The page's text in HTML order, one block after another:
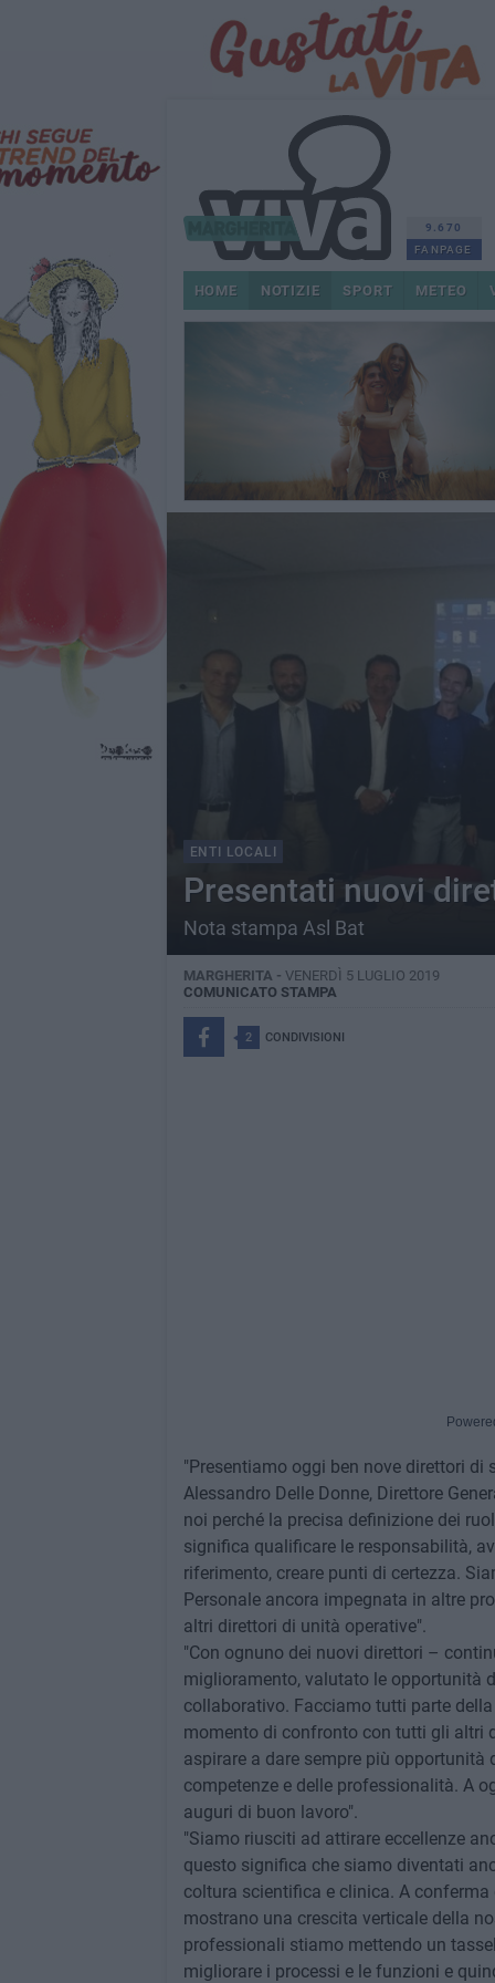
9.670
FANPAGE
HOME NOTIZIE SPORT METEO
ENTI LOCALI
Presentati nuovi
Nota stampa Asl Bat
MARGHERITA - VENERDÌ 5 LUGLIO 2019
COMUNICATO STAMPA
2 CONDIVISIONI
"Presentiamo oggi ben nove direttori
Alessandro Delle Donne, Direttore
noi perché la precisa definizione dei
significa qualificare le responsabilità,
riferimento, creare punti di certezza.
Personale ancora impegnata in altre
altri direttori di unità operative".
"Con ognuno dei nuovi direttori –
miglioramento, valutato le opportunità
collaborativo. Facciamo tutti parte
momento di confronto con tutti gli altri
aspirare a dare sempre più
competenze e delle professionalità. A
auguri di buon lavoro".
"Siamo riusciti ad attirare eccellenze
questo significa che siamo diventati
coltura scientifica e clinica. A
mostrano una crescita verticale della
professionali stiamo mettendo un
migliorare i processi e le funzioni e